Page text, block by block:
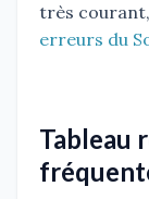
très
erreurs du
Tableau